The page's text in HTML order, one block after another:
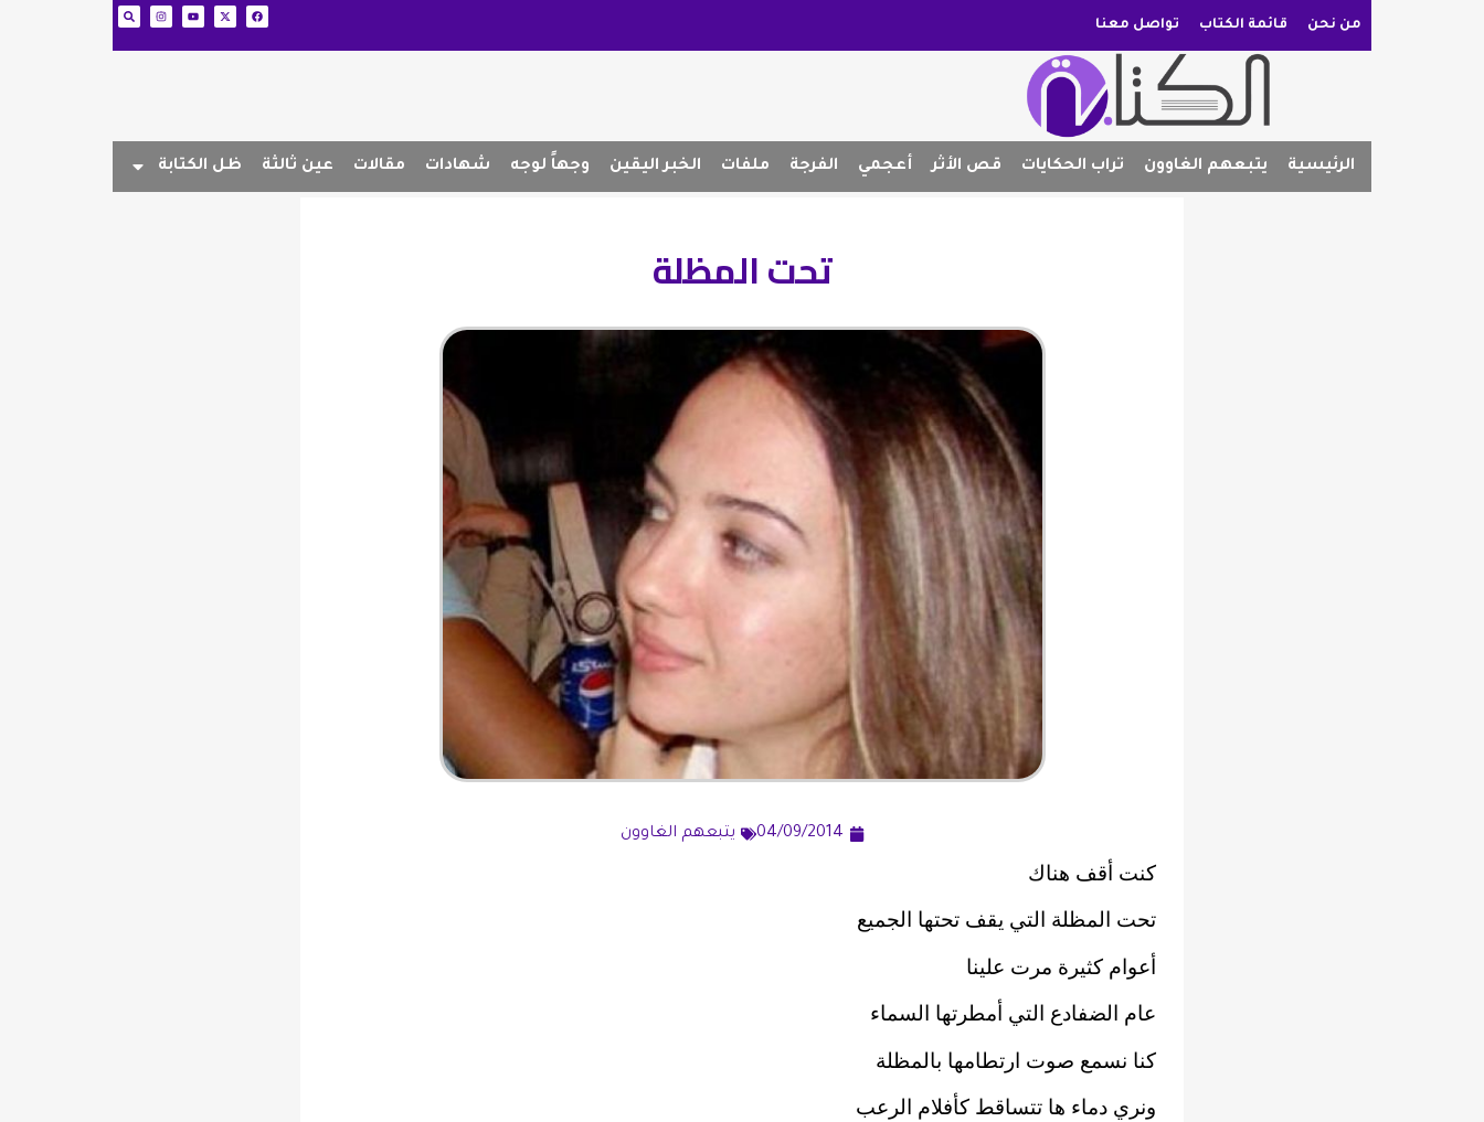
من نحن قائمة الكتاب تواصل معنا
الرئيسية يتبعهم الغاوون تراب الحكايات قص الأثر أعجمي الفرجة ملفات الخبر اليقين وجهاً لوجه شهادات مقالات عين ثالثة ظل الكتابة
تحت المظلة
04/09/2014 يتبعهم الغاوون
كنت أقف هناك
تحت المظلة التي يقف تحتها الجميع
أعوام كثيرة مرت علينا
عام الضفادع التي أمطرتها السماء
كنا نسمع صوت ارتطامها بالمظلة
ونري دماء ها تتساقط كأفلام الرعب